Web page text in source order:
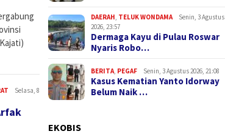
Admin
Selasa, 8
DAERAH TELUK WONDAMA
Senin, 3 Agustus
2026, 23:57
Dermaga Kayu di Pulau Roswar
Nyaris Robo…
BERITA PEGAF Senin, 3 Agustus 2026, 21:08
Kasus Kematian Yanto Idorway
Belum Naik …
EKOBIS